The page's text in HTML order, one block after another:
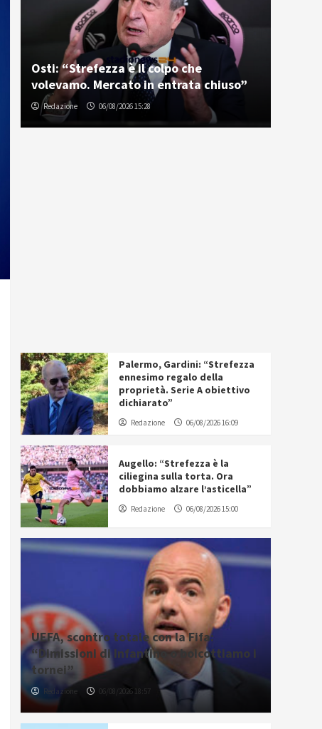
Osti: “Strefezza è il colpo che
volevamo. Mercato in entrata chiuso”
Redazione 06/08/2026 15:28
Palermo, Gardini: “Strefezza
ennesimo regalo della
proprietà. Serie A obiettivo
dichiarato”
Redazione 06/08/2026 16:09
Augello: “Strefezza è la
ciliegina sulla torta. Ora
dobbiamo alzare l’asticella”
Redazione 06/08/2026 15:00
UEFA, scontro totale con la Fifa:
“Dimissioni di Infantino o boicottiamo i
tornei”
Redazione 06/08/2026 18:57